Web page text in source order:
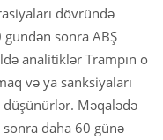
dövründə
sonra ABŞ
analitiklər Trampın o
və ya sanksiyaları
düşünürlər. Məqalədə
daha 60 günə